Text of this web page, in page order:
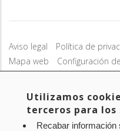
Aviso legal Política de
Mapa web
Configuración
Pamplona (Navarra) Tel.:
corporacion@cpen.es
Utilizamos
terceros para
Recabar información